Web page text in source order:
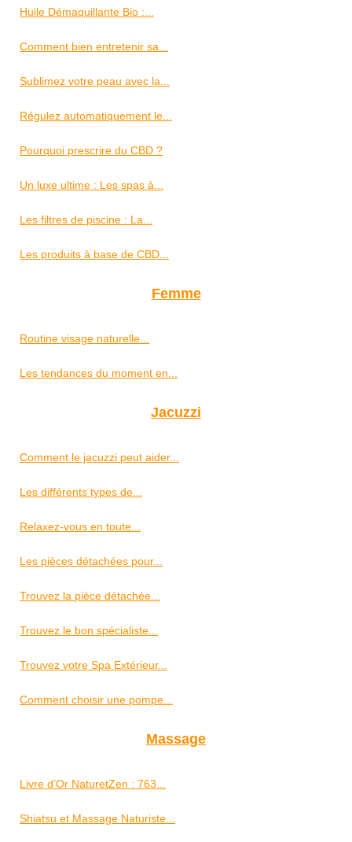
Huile Démaquillante Bio :...
Comment bien entretenir sa...
Sublimez votre peau avec la...
Régulez automatiquement le...
Pourquoi prescrire du CBD ?
Un luxe ultime : Les spas à...
Les filtres de piscine : La...
Les produits à base de CBD...
Femme
Routine visage naturelle...
Les tendances du moment en...
Jacuzzi
Comment le jacuzzi peut aider...
Les différents types de...
Relaxez-vous en toute...
Les pièces détachées pour...
Trouvez la pièce détachée...
Trouvez le bon spécialiste...
Trouvez votre Spa Extérieur...
Comment choisir une pompe...
Massage
Livre d’Or NaturetZen : 763...
Shiatsu et Massage Naturiste...